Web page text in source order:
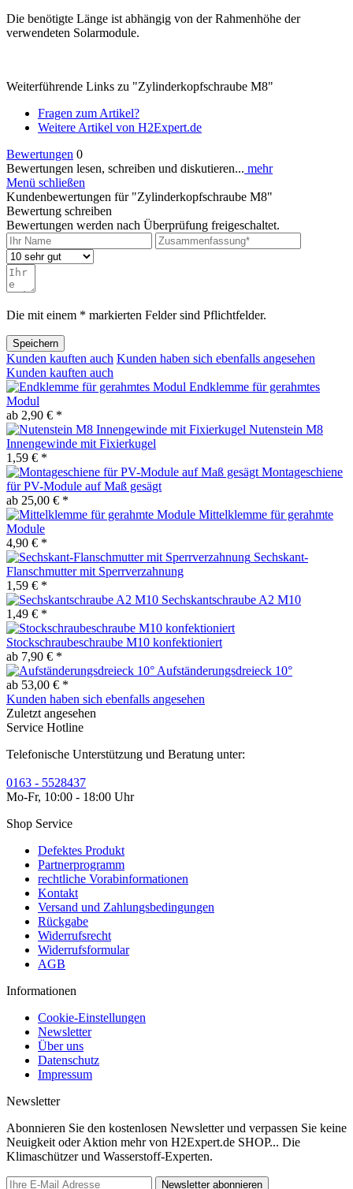
Die benötigte Länge ist abhängig von der Rahmenhöhe der
verwendeten Solarmodule.
Weiterführende Links zu "Zylinderkopfschraube M8"
Fragen zum Artikel?
Weitere Artikel von H2Expert.de
Bewertungen 0
Bewertungen lesen, schreiben und diskutieren... mehr
Menü schließen
Kundenbewertungen für "Zylinderkopfschraube M8"
Bewertung schreiben
Bewertungen werden nach Überprüfung freigeschaltet.
Die mit einem * markierten Felder sind Pflichtfelder.
Speichern
Kunden kauften auch Kunden haben sich ebenfalls angesehen
Kunden kauften auch
Endklemme für gerahmtes
Modul
ab 2,90 € *
Nutenstein M8
Innengewinde mit Fixierkugel
1,59 € *
Montageschiene
für PV-Module auf Maß gesägt
ab 25,00 € *
Mittelklemme für gerahmte
Module
4,90 € *
Sechskant-
Flanschmutter mit Sperrverzahnung
1,59 € *
Sechskantschraube A2 M10
1,49 € *
Stockschraubeschraube M10 konfektioniert
ab 7,90 € *
Aufständerungsdreieck 10°
ab 53,00 € *
Kunden haben sich ebenfalls angesehen
Zuletzt angesehen
Service Hotline
Telefonische Unterstützung und Beratung unter:
0163 - 5528437
Mo-Fr, 10:00 - 18:00 Uhr
Shop Service
Defektes Produkt
Partnerprogramm
rechtliche Vorabinformationen
Kontakt
Versand und Zahlungsbedingungen
Rückgabe
Widerrufsrecht
Widerrufsformular
AGB
Informationen
Cookie-Einstellungen
Newsletter
Über uns
Datenschutz
Impressum
Newsletter
Abonnieren Sie den kostenlosen Newsletter und verpassen Sie keine
Neuigkeit oder Aktion mehr von H2Expert.de SHOP... Die
Klimaschützer und Wasserstoff-Experten.
Newsletter abonnieren